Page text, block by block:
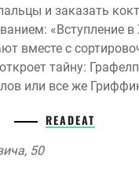
и заказать
«Вступление в
вместе с
тайну:
или все же
READEAT
50